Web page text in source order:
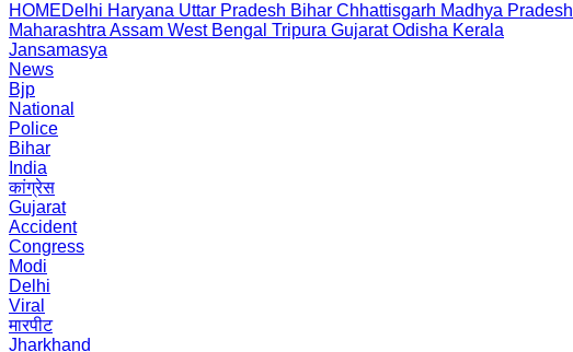
HOMEDelhi Haryana Uttar Pradesh Bihar Chhattisgarh Madhya Pradesh
Maharashtra Assam West Bengal Tripura Gujarat Odisha Kerala
Jansamasya
News
Bjp
National
Police
Bihar
India
कांग्रेस
Gujarat
Accident
Congress
Modi
Delhi
Viral
मारपीट
Jharkhand